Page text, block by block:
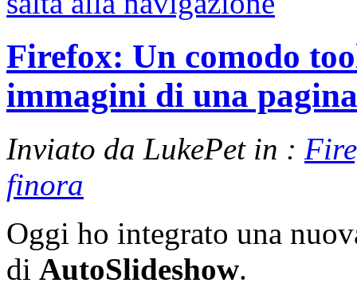
Firefox: Un comodo
immagini di una pagina
Inviato da LukePet in :
finora
Oggi ho integrato una
di AutoSlideshow.